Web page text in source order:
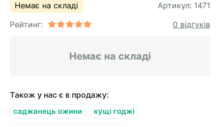
Немає на складі Артикул: 1471
Рейтинг:
0 відгуків
Немає на складі
Також у нас є в продажу:
саджанець ожини кущі годжі